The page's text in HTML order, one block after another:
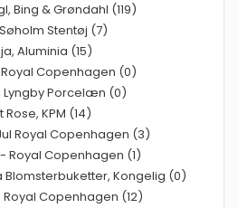
Bing & Grøndahl (119)
Stentøj (7)
Aluminia (15)
Copenhagen (0)
Lyngby Porcelæn (0)
Rose, KPM (14)
Royal Copenhagen (3)
Royal Copenhagen (1)
Blomsterbuketter, Kongelig (0)
Copenhagen (12)